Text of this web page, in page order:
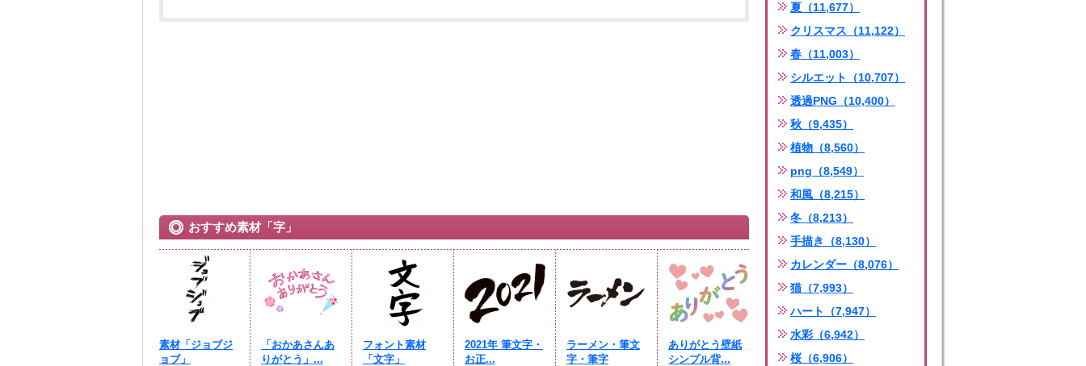
おすすめ素材「字」
素材「ジョブジ
ョブ」
「おかあさんあ
りがとう」...
フォント素材
「文字」
2021年 筆文字・
お正...
ラーメン・筆文
字・筆字
ありがとう壁紙
シンプル背...
夏（11,677）
クリスマス（11,122）
春（11,003）
シルエット（10,707）
透過PNG（10,400）
秋（9,435）
植物（8,560）
png（8,549）
和風（8,215）
冬（8,213）
手描き（8,130）
カレンダー（8,076）
猫（7,993）
ハート（7,947）
水彩（6,942）
桜（6,906）